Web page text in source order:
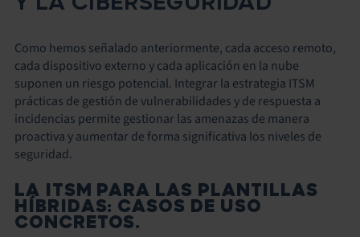
Como hemos señalado anteriormente, cada acceso remoto,
cada dispositivo externo y cada aplicación en la nube
suponen un riesgo potencial. Integrar la estrategia ITSM
prácticas de gestión de vulnerabilidades y de respuesta a
incidencias permite gestionar las amenazas de manera
proactiva y aumentar de forma significativa los niveles de
seguridad.
LA ITSM PARA LAS PLANTILLAS
HÍBRIDAS: CASOS DE USO
CONCRETOS.